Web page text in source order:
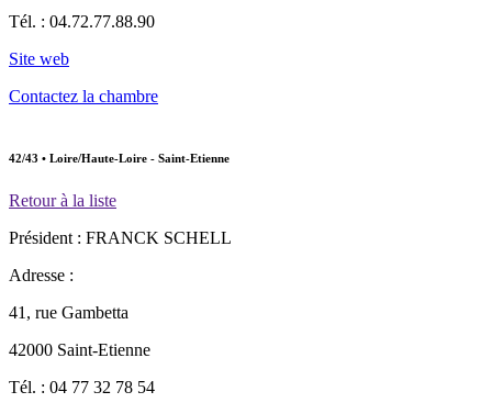
Tél. : 04.72.77.88.90
Site web
Contactez la chambre
42/43 • Loire/Haute-Loire - Saint-Etienne
Retour à la liste
Président : FRANCK SCHELL
Adresse :
41, rue Gambetta
42000 Saint-Etienne
Tél. : 04 77 32 78 54